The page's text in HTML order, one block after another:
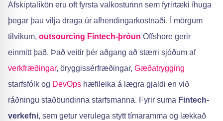
Afskiptalíkön eru oft fyrsta valkosturinn sem fyrirtæki íhuga
þegar þau vilja draga úr afhendingarkostnaði. Í mörgum
tilvikum, outsourcing Fintech-þróun Offshore gerir
einmitt það. Það veitir þér aðgang að stærri sjóðum af
verkfræðingar, öryggissérfræðingar, Gæðatrygging
starfsfólk og DevOps hæfileika á lægra gjaldi en við
ráðningu staðbundinna starfsmanna. Fyrir suma Fintech-
verkefni, sem getur verulega stytt tímaramma og lækkað